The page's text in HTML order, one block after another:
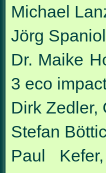
Michael
Jörg
Dr. Maike
3 eco
Dirk Zedler,
Stefan
Paul